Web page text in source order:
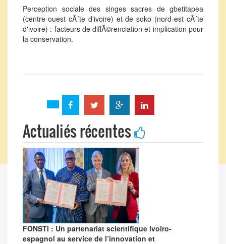
Perception sociale des singes sacres de gbetitapea
(centre-ouest cÃ´te d'ivoire) et de soko (nord-est cÃ´te
d'ivoire) : facteurs de diffÃ©renciation et implication pour
la conservation.
Actualiés récentes
FONSTI : Un partenariat scientifique ivoiro-
espagnol au service de l’innovation et